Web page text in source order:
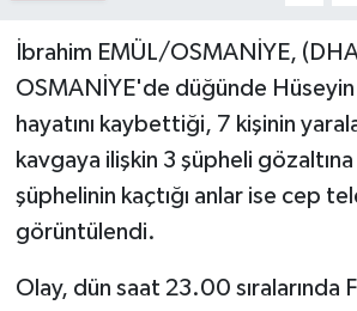
İbrahim EMÜL/OSMANİYE,
OSMANİYE'de düğünde
hayatını kaybettiği, 7 kişinin
kavgaya ilişkin 3 şüpheli gözaltına
şüphelinin kaçtığı anlar ise cep
görüntülendi.
Olay, dün saat 23.00 sıralarında